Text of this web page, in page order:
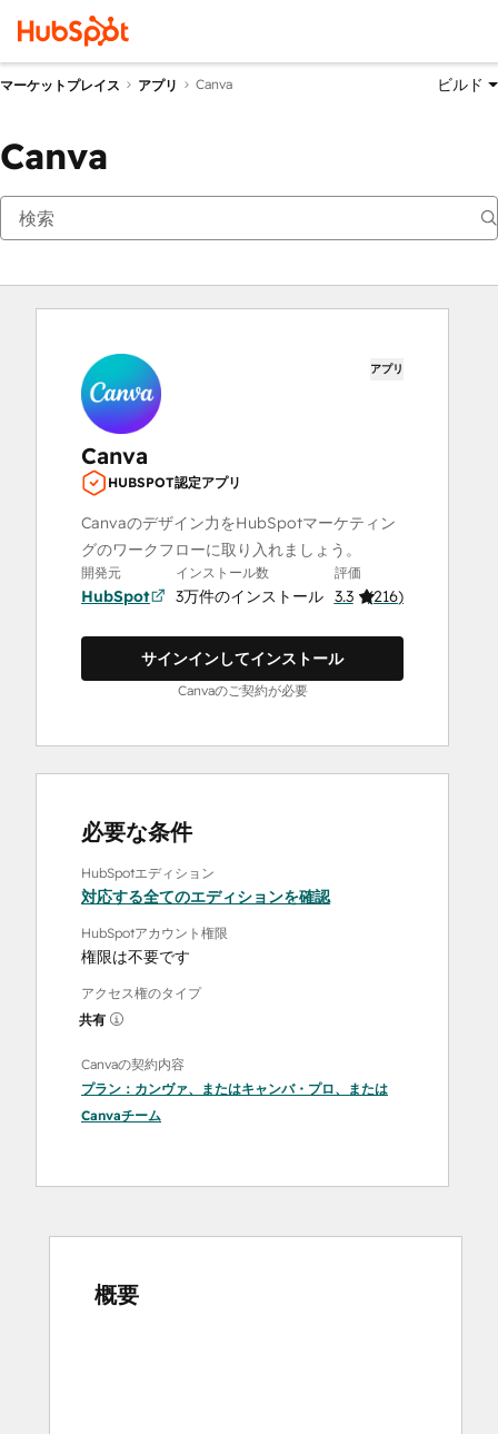
マーケットプレイス アプリ Canva ビルド
Canva
アプリ
Canva
HUBSPOT認定アプリ
Canvaのデザイン力をHubSpotマーケティン
グのワークフローに取り入れましょう。
開発元
HubSpot
インストール数
3万件のインストール
評価
3.3 (216)
サインインしてインストール
Canvaのご契約が必要
必要な条件
HubSpotエディション
対応する全てのエディションを確認
HubSpotアカウント権限
権限は不要です
アクセス権のタイプ
共有
Canvaの契約内容
プラン： カンヴァ、またはキャンバ・プロ、または
Canvaチーム
概要